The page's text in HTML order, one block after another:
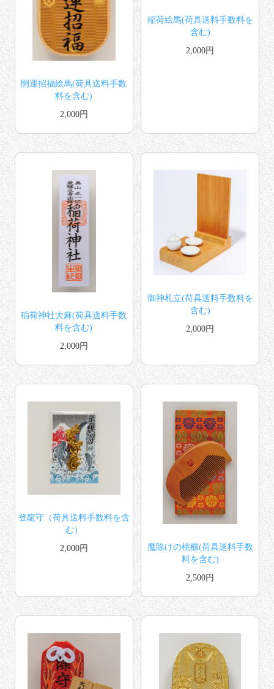
開運招福絵馬(荷具送料手数
料を含む)
2,000円
稲荷絵馬(荷具送料手数料を
含む)
2,000円
稲荷神社大麻(荷具送料手数
料を含む)
2,000円
御神札立(荷具送料手数料を
含む)
2,000円
登龍守（荷具送料手数料を含
む）
2,000円
魔除けの桃櫛(荷具送料手数
料を含む)
2,500円